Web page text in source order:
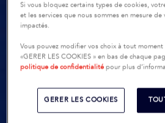
Si vous bloquez certains types de cookies,
et les services que nous sommes en mesure
impactés.
Vous pouvez modifier vos choix à tout
«GERER LES COOKIES » en bas de chaque
politique de confidentialité pour plus
GERER LES COOKIES